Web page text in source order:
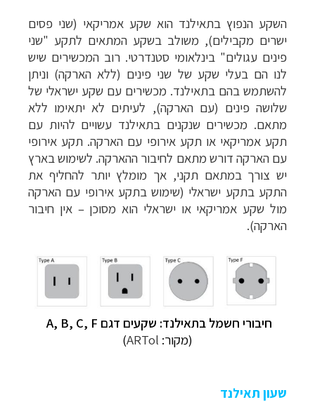
השקע הנפוץ בתאילנד הוא שקע אמריקאי (שני פסים
ישרים מקבילים), משולב בשקע המתאים לתקע "שני
פינים עגולים" בינלאומי סטנדרטי. רוב המכשירים שיש
לנו הם בעלי שקע של שני פינים (ללא הארקה) וניתן
להשתמש בהם בתאילנד. מכשירים עם שקע ישראלי של
שלושה פינים (עם הארקה), לעיתים לא יתאימו ללא
מתאם. מכשירים שנקנים בתאילנד עשויים להיות עם
תקע אמריקאי או תקע אירופי עם הארקה. תקע אירופי
עם הארקה דורש מתאם לחיבור ההארקה. לשימוש בארץ
יש צורך במתאם תקני, אך מומלץ יותר להחליף את
התקע בתקע ישראלי (שימוש בתקע אירופי עם הארקה
מול שקע אמריקאי או ישראלי הוא מסוכן– אין חיבור
הארקה).
חיבורי חשמל בתאילנד: שקעים דגם A, B, C, F
(מקור: ARTol
)
שעון תאילנד